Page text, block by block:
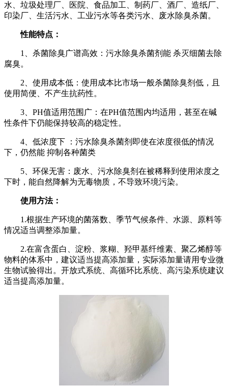
水、垃圾处理厂、医院、食品加工、制药厂、酒厂、造纸厂、
印染厂、生活污水、工业污水等各类污水、废水除臭杀菌。
性能特点：
1、杀菌除臭广谱高效：污水除臭杀菌剂能 杀灭细菌去除
腐臭。
2、使用成本低：使用成本比市场一般杀菌除臭剂低，且
使用简便、不产生抗药性。
3、PH值适用范围广：在PH值范围内均适用，甚至在碱
性条件下仍能保持较高的稳定性。
4、低浓度下 ：污水除臭杀菌剂即使在浓度很低的情况
下，仍然能 抑制各种菌类
5、环保无害：废水、污水除臭剂在被稀释到使用浓度之
下时，能自然降解为无毒物质，不导致环境污染。
使用方法：
1.根据生产环境的菌落数、季节气候条件、水源、原料等
情况适当调整添加量。
2.在富含蛋白、淀粉、浆糊、羟甲基纤维素、聚乙烯醇等
物料的体系中，建议适当提高添加量，实际添加量请用专业微
生物试验得出。开放式系统、高循环比系统、高污染系统建议
适当提高添加量。